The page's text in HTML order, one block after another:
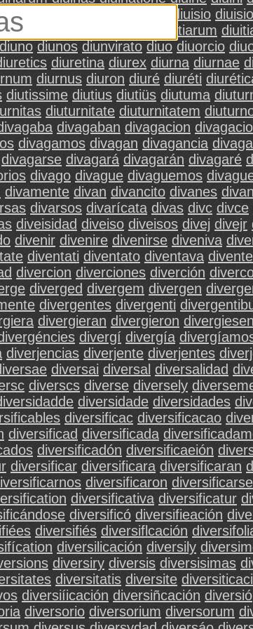
diuisio
diuitiarum
diuno diunos diunvirato diuo diuorcio
diuretina diurex diurna diurnae
diurnus diuron diuré diuréti
diutissime diutius diutiüs diutuma
diuturnitate diuturnitatem
divagaban divagacion
divagamos divagan divagancia
divagarse divagará divagarán divagaré
divago divague divaguemos
divamente divan divancito divanes
divarsos divarícata divas divc divce
diveisidad diveiso diveisos divej divejr
divenir divenire divenirse diveniva
diventati diventato diventava
divercion diverciones diverción
diverged divergem divergen
divergentes divergenti
divergieran divergieron divergiesen
divergí divergía
diverjencias diverjente diverjentes
diversai diversal diversalidad
diverscs diverse diversely
diversidade diversidades
diversificac diversificacao
diversificad diversificada
diversificadón diversificaeión
diversificar diversificara diversificaran
diversificaron diversificarse
diversificativa diversificatur
diversificó diversifieación
diversifiés diversiflcación
diversilicación diversily
diversiry diversis diversisimas
diversitatis diversite
diversiíicación diversiñcación diversió
diversorio diversorium diversorum